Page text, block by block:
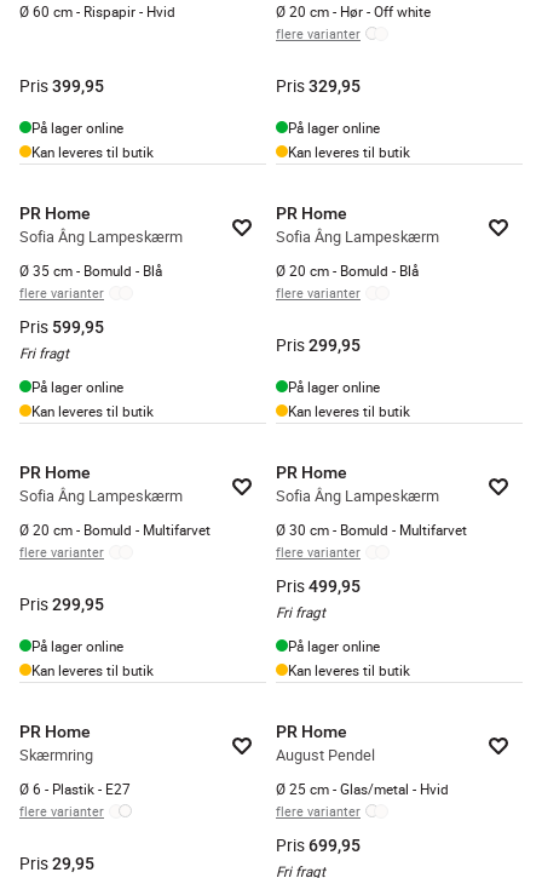
Ø 60 cm - Rispapir - Hvid
Pris399,95
På lager online
Kan leveres til butik
Ø 20 cm - Hør - Off white
flere varianter
Pris329,95
På lager online
Kan leveres til butik
PR Home
Sofia Âng Lampeskærm
Ø 35 cm - Bomuld - Blå
flere varianter
Pris 599,95
Fri fragt
På lager online
Kan leveres til butik
PR Home
Sofia Âng Lampeskærm
Ø 20 cm - Bomuld - Blå
flere varianter
Pris299,95
På lager online
Kan leveres til butik
PR Home
Sofia Âng Lampeskærm
Ø 20 cm - Bomuld - Multifarvet
flere varianter
Pris299,95
På lager online
Kan leveres til butik
PR Home
Sofia Âng Lampeskærm
Ø 30 cm - Bomuld - Multifarvet
flere varianter
Pris499,95
Fri fragt
På lager online
Kan leveres til butik
PR Home
Skærmring
Ø 6 - Plastik - E27
flere varianter
Pris29,95
PR Home
August Pendel
Ø 25 cm - Glas/metal - Hvid
flere varianter
Pris699,95
Fri fragt